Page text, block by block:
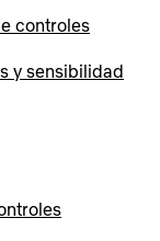
controles
y sensibilidad